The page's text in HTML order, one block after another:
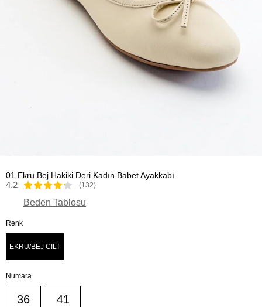
01 Ekru Bej Hakiki Deri Kadın Babet Ayakkabı
4.2 (132)
Beden Tablosu
Renk
EKRU/BEJ CILT
Numara
36 41